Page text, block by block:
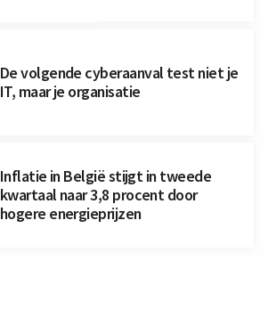
De volgende cyberaanval test niet je
IT, maar je organisatie
Inflatie in België stijgt in tweede
kwartaal naar 3,8 procent door
hogere energieprijzen